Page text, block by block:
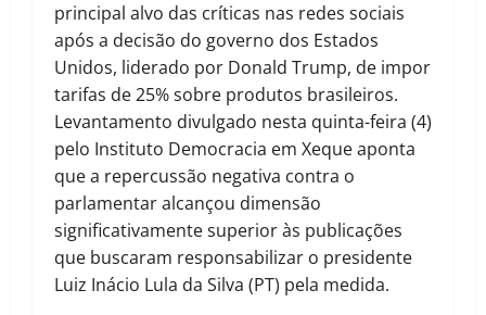
principal alvo das críticas nas redes sociais
após a decisão do governo dos Estados
Unidos, liderado por Donald Trump, de impor
tarifas de 25% sobre produtos brasileiros.
Levantamento divulgado nesta quinta-feira (4)
pelo Instituto Democracia em Xeque aponta
que a repercussão negativa contra o
parlamentar alcançou dimensão
significativamente superior às publicações
que buscaram responsabilizar o presidente
Luiz Inácio Lula da Silva (PT) pela medida.